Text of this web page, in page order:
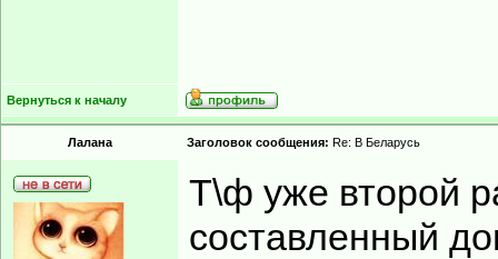
Вернуться к началу
Лалана Заголовок сообщения: Re: В Беларусь
Т\ф уже второй
составленный